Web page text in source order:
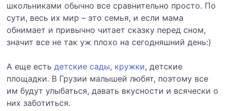
школьниками обычно все сравнительно просто. По
сути, весь их мир – это семья, и если мама
обнимает и привычно читает сказку перед сном,
значит все не так уж плохо на сегодняшний день:)
А еще естьдетские сады, кружки, детские
площадки. В Грузии малышей любят, поэтому все
им будут улыбаться, давать вкусности и всячески о
них заботиться.